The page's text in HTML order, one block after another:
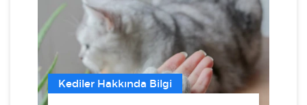
Kediler Hakkında Bilgi